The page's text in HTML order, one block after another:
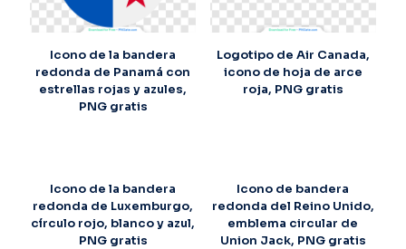
Icono de la bandera
redonda de Panamá con
estrellas rojas y azules,
PNG gratis
Logotipo de Air Canada,
icono de hoja de arce
roja, PNG gratis
Icono de la bandera
redonda de Luxemburgo,
círculo rojo, blanco y azul,
PNG gratis
Icono de bandera
redonda del Reino Unido,
emblema circular de
Union Jack, PNG gratis